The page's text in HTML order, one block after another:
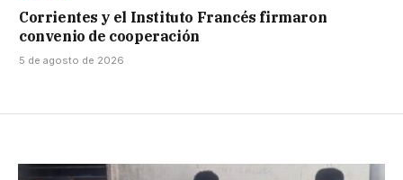
Corrientes y el Instituto Francés firmaron
convenio de cooperación
5 de agosto de 2026